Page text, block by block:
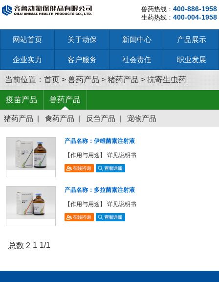
兽药热线： 400-886-1958
生药热线： 400-004-1958
网站首页 关于动保 新闻中心 产品展示
企业实力 客户服务 社会责任 职业发展
当前位置： 首页 > 兽药产品 > 猪药产品 > 抗寄生虫药
疫苗产品 兽药产品
猪药产品 | 禽药产品 | 反刍产品 | 宠物产品
产品名称：伊维菌素注射液
【作用与用途】 详见说明书
产品名称：多拉菌素注射液
【作用与用途】 详见说明书
总数 2 1 1/1